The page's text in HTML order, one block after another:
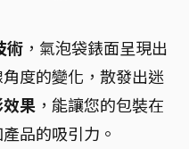
術 ，氣泡袋錶面呈現出
角度的變化，散發出迷
果 ，能讓您的包裝在
品的吸引力。